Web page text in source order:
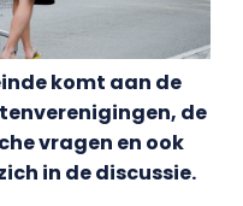
komt aan de
de
vragen en ook
in de discussie.